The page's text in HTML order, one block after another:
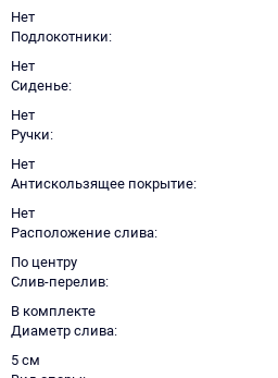
Нет
Подлокотники
Нет
Сиденье
Нет
Ручки
Нет
Антискользящее покрытие
Нет
Расположение слива
По центру
Слив-перелив
В комплекте
Диаметр слива
5 см